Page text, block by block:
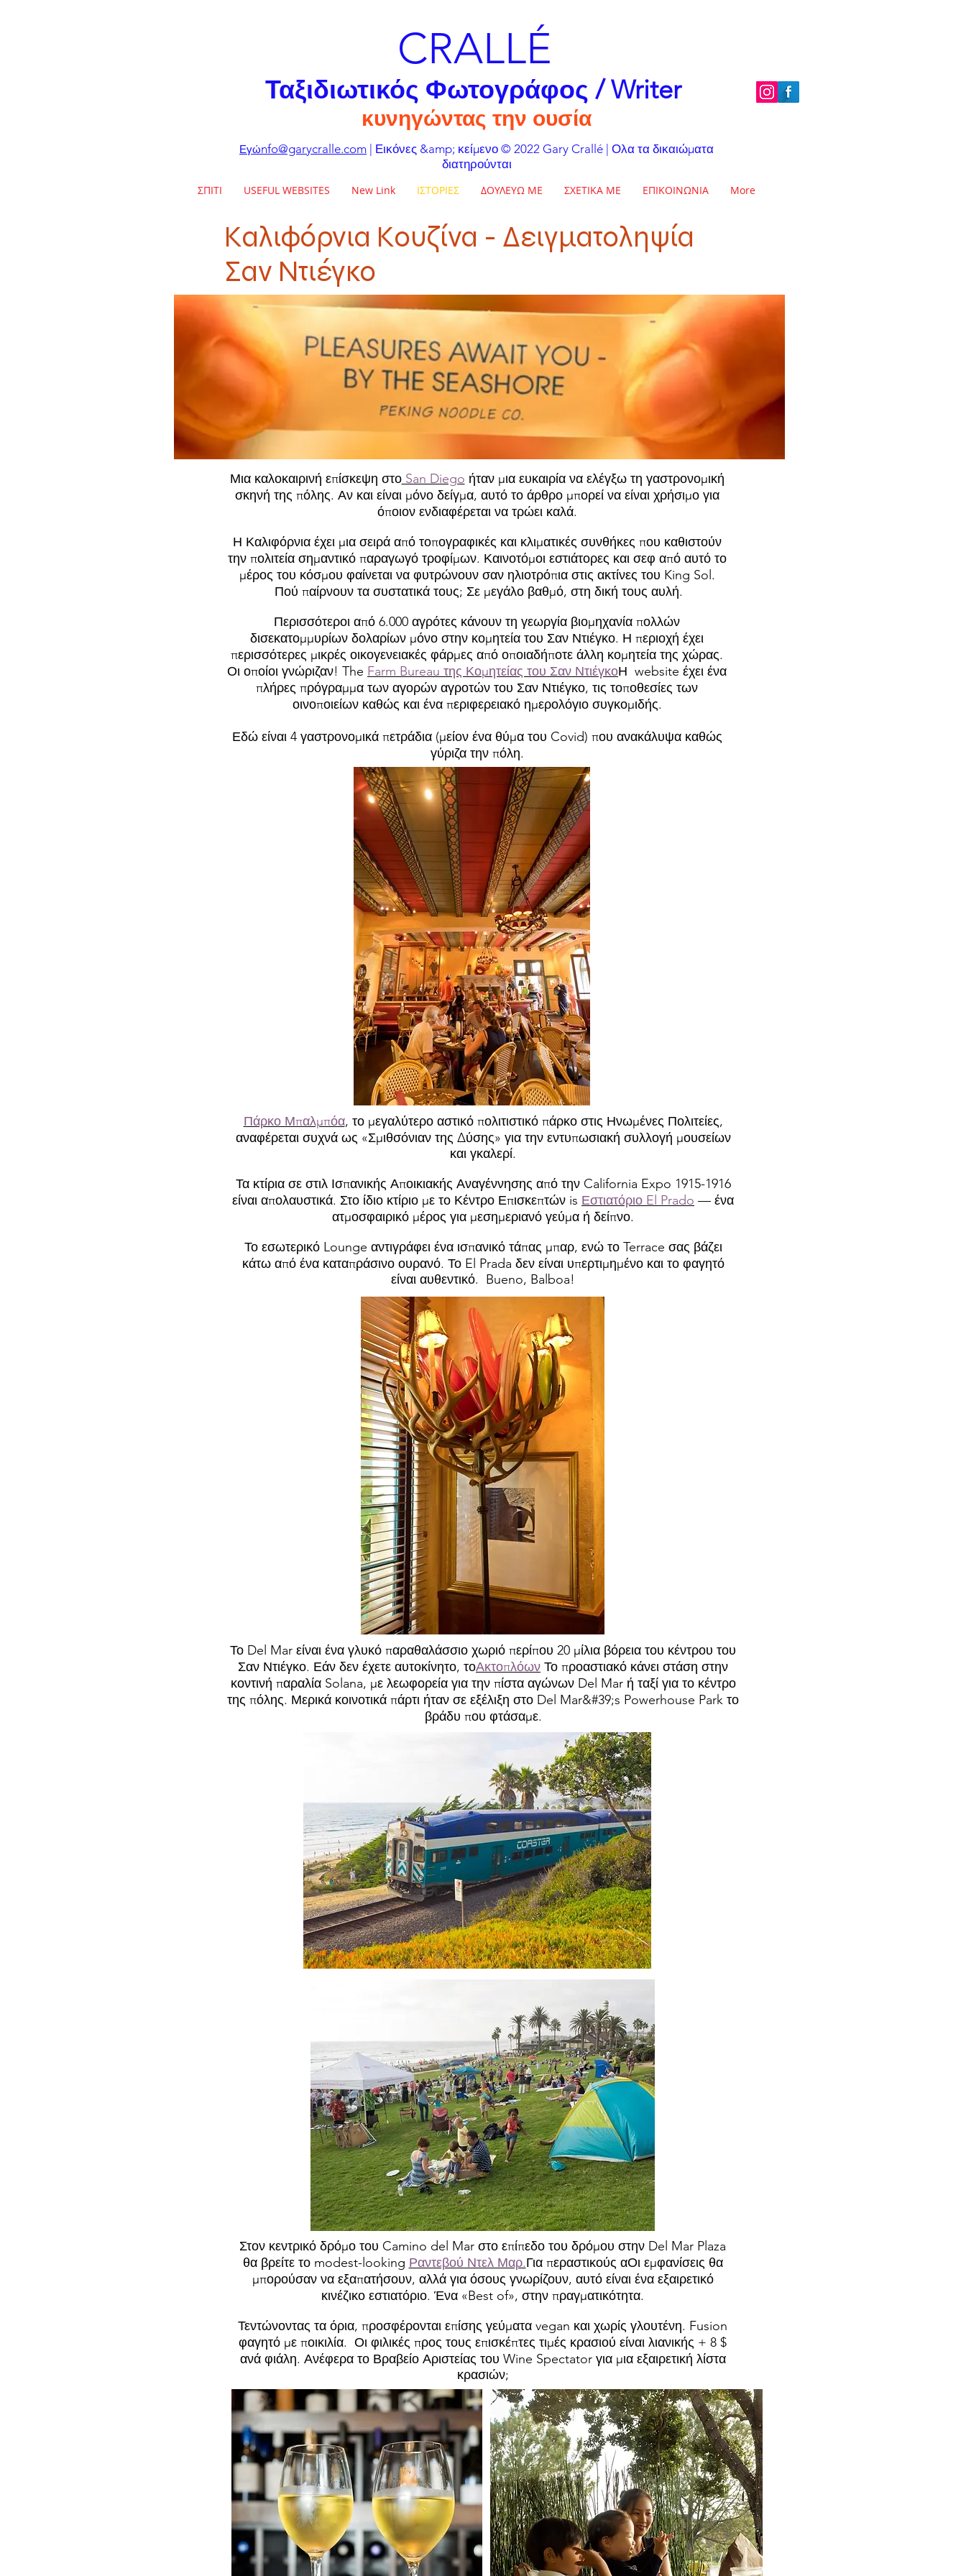
CRALLÉ
Ταξιδιωτικός Φωτογράφος / Writer
κυνηγώντας την ουσία
Εγώnfo@garycralle.com | Εικόνες &amp; κείμενο © 2022 Gary Crallé | Ολα τα δικαιώματα
διατηρούνται
ΣΠΙΤΙ USEFUL WEBSITES New Link ΙΣΤΟΡΙΕΣ ΔΟΥΛΕΥΩ ΜΕ ΣΧΕΤΙΚΑ ΜΕ ΕΠΙΚΟΙΝΩΝΙΑ More
Καλιφόρνια Κουζίνα - Δειγματοληψία
Σαν Ντιέγκο
Μια καλοκαιρινή επίσκεψη στοSan Diego ήταν μια ευκαιρία να ελέγξω τη γαστρονομική
σκηνή της πόλης. Αν και είναι μόνο δείγμα, αυτό το άρθρο μπορεί να είναι χρήσιμο για
όποιον ενδιαφέρεται να τρώει καλά.
Η Καλιφόρνια έχει μια σειρά από τοπογραφικές και κλιματικές συνθήκες που καθιστούν
την πολιτεία σημαντικό παραγωγό τροφίμων. Καινοτόμοι εστιάτορες και σεφ από αυτό το
μέρος του κόσμου φαίνεται να φυτρώνουν σαν ηλιοτρόπια στις ακτίνες του King Sol.
Πού παίρνουν τα συστατικά τους; Σε μεγάλο βαθμό, στη δική τους αυλή.
Περισσότεροι από 6.000 αγρότες κάνουν τη γεωργία βιομηχανία πολλών
δισεκατομμυρίων δολαρίων μόνο στην κομητεία του Σαν Ντιέγκο. Η περιοχή έχει
περισσότερες μικρές οικογενειακές φάρμες από οποιαδήποτε άλλη κομητεία της χώρας.
Οι οποίοι γνώριζαν! The Farm Bureau της Κομητείας του Σαν ΝτιέγκοΗ website έχει ένα
πλήρες πρόγραμμα των αγορών αγροτών του Σαν Ντιέγκο, τις τοποθεσίες των
οινοποιείων καθώς και ένα περιφερειακό ημερολόγιο συγκομιδής.
Εδώ είναι 4 γαστρονομικά πετράδια (μείον ένα θύμα του Covid) που ανακάλυψα καθώς
γύριζα την πόλη.
Πάρκο Μπαλμπόα, το μεγαλύτερο αστικό πολιτιστικό πάρκο στις Ηνωμένες Πολιτείες,
αναφέρεται συχνά ως «Σμιθσόνιαν της Δύσης» για την εντυπωσιακή συλλογή μουσείων
και γκαλερί.
Τα κτίρια σε στιλ Ισπανικής Αποικιακής Αναγέννησης από την California Expo 1915-1916
είναι απολαυστικά. Στο ίδιο κτίριο με το Κέντρο Επισκεπτών is Εστιατόριο El Prado — ένα
ατμοσφαιρικό μέρος για μεσημεριανό γεύμα ή δείπνο.
Το εσωτερικό Lounge αντιγράφει ένα ισπανικό τάπας μπαρ, ενώ το Terrace σας βάζει
κάτω από ένα καταπράσινο ουρανό. Το El Prada δεν είναι υπερτιμημένο και το φαγητό
είναι αυθεντικό. Bueno, Balboa!
Το Del Mar είναι ένα γλυκό παραθαλάσσιο χωριό περίπου 20 μίλια βόρεια του κέντρου του
Σαν Ντιέγκο. Εάν δεν έχετε αυτοκίνητο, τοΑκτοπλόων Το προαστιακό κάνει στάση στην
κοντινή παραλία Solana, με λεωφορεία για την πίστα αγώνων Del Mar ή ταξί για το κέντρο
της πόλης. Μερικά κοινοτικά πάρτι ήταν σε εξέλιξη στο Del Mar&#39;s Powerhouse Park το
βράδυ που φτάσαμε.
Στον κεντρικό δρόμο του Camino del Mar στο επίπεδο του δρόμου στην Del Mar Plaza
θα βρείτε το modest-looking Ραντεβού Ντελ Μαρ.Για περαστικούς αΟι εμφανίσεις θα
μπορούσαν να εξαπατήσουν, αλλά για όσους γνωρίζουν, αυτό είναι ένα εξαιρετικό
κινέζικο εστιατόριο. Ένα «Best of», στην πραγματικότητα.
Τεντώνοντας τα όρια, προσφέρονται επίσης γεύματα vegan και χωρίς γλουτένη. Fusion
φαγητό με ποικιλία. Οι φιλικές προς τους επισκέπτες τιμές κρασιού είναι λιανικής + 8 $
ανά φιάλη. Ανέφερα το Βραβείο Αριστείας του Wine Spectator για μια εξαιρετική λίστα
κρασιών;